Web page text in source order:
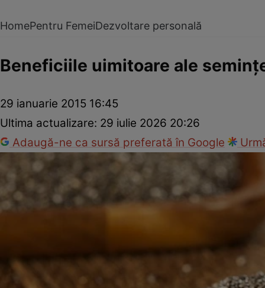
HomePentru FemeiDezvoltare personală
Beneficiile uimitoare ale
29 ianuarie 2015 16:45
Ultima actualizare: 29 iulie 2026 20:26
Adaugă-ne ca sursă preferată în Google